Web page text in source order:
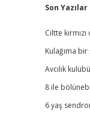
Son Yazılar
Ciltte
Kulağıma bir
Avcılık
8 ile
6 yaş
ilbet